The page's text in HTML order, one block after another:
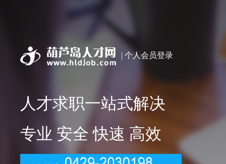
| 个人会员登录
人才求职一站式解决
专业 安全 快速 高效